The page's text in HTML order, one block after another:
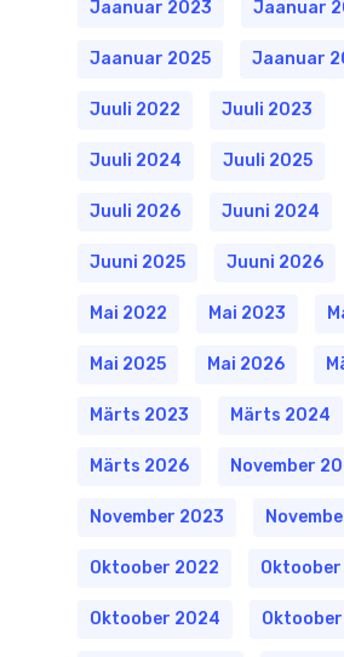
Jaanuar 2023 Jaanuar
Jaanuar 2025 Jaanuar
Juuli 2022 Juuli 2023
Juuli 2024 Juuli 2025
Juuli 2026 Juuni 2024
Juuni 2025 Juuni 2026
Mai 2022 Mai 2023
Mai 2025 Mai 2026
Märts 2023 Märts 2024
Märts 2026 November
November 2023
Oktoober 2022
Oktoober 2024